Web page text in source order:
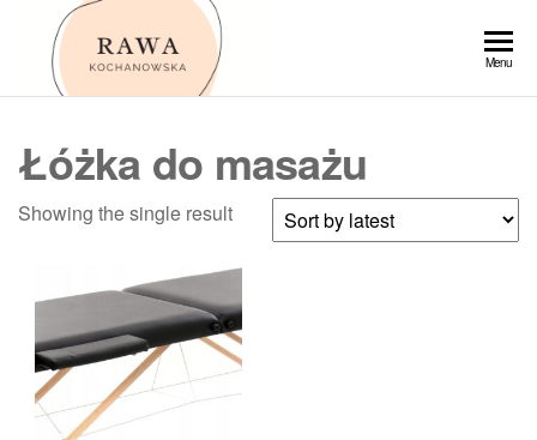
Przejdź
Menu
Łóżka do masażu
Showing the single result